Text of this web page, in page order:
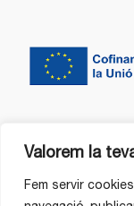
Valorem la
Fem servir